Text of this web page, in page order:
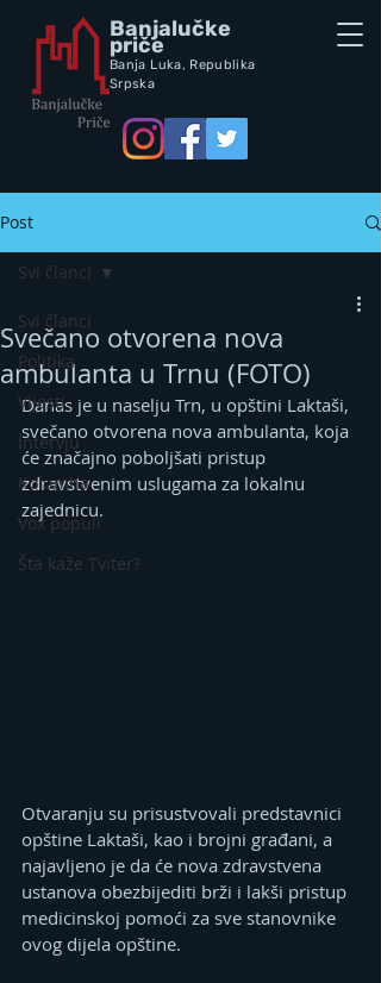
Banjalučke
priče
Banja Luka, Republika
Srpska
Post
Svi članci
Politika
Vijesti
Intervju
Kolumna
Vox populi
Šta kaže Tviter?
Svi članci
Svečano otvorena nova
ambulanta u Trnu (FOTO)
Danas je u naselju Trn, u opštini Laktaši,
svečano otvorena nova ambulanta, koja
će značajno poboljšati pristup
zdravstvenim uslugama za lokalnu
zajednicu.
Otvaranju su prisustvovali predstavnici
opštine Laktaši, kao i brojni građani, a
najavljeno je da će nova zdravstvena
ustanova obezbijediti brži i lakši pristup
medicinskoj pomoći za sve stanovnike
ovog dijela opštine.